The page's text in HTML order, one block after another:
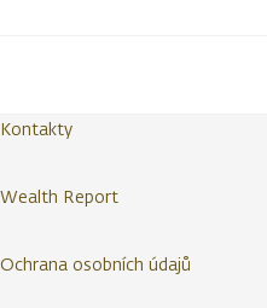
Kontakty
Wealth Report
Ochrana osobních údajů